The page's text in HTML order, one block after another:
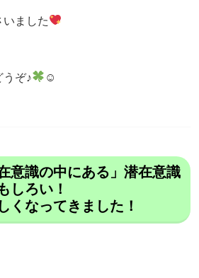
ました
うぞ♪ ☺
意識の中にある」潜在意識
しろい！
くなってきました！